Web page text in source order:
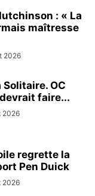
: « La
maîtresse
2026
Solitaire. OC
faire...
2026
regrette la
Pen Duick
2026